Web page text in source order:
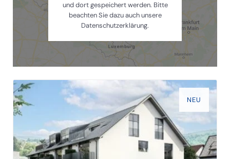
und dort gespeichert werden. Bitte
beachten Sie dazu auch unsere
Datenschutzerklärung.
NEU